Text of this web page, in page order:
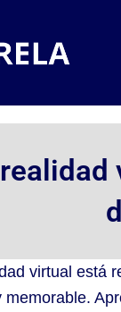
virtual está